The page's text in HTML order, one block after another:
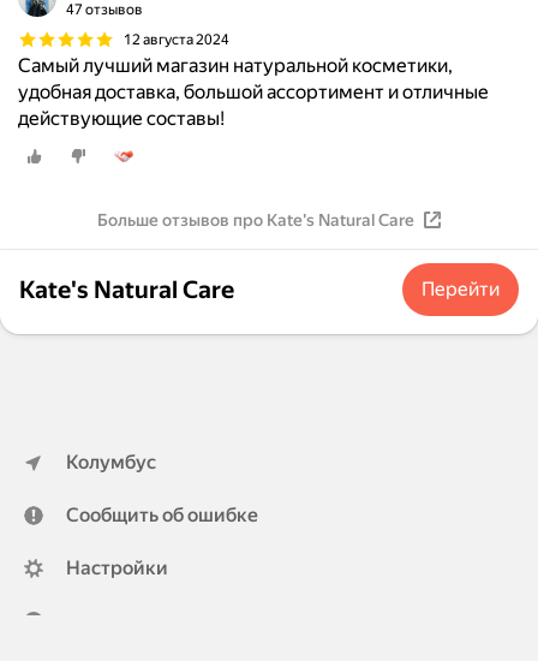
47 отзывов
12 августа 2024
Самый лучший магазин натуральной косметики,
удобная доставка, большой ассортимент и отличные
действующие составы!
Больше отзывов про Kate's Natural Care
Kate's Natural Care Перейти
Колумбус
Сообщить об ошибке
Настройки